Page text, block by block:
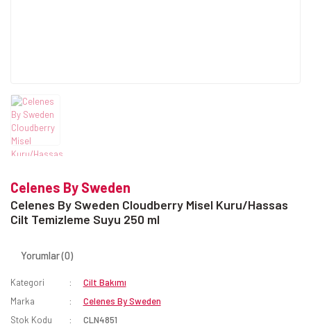
Celenes By Sweden
Celenes By Sweden Cloudberry Misel Kuru/Hassas
Cilt Temizleme Suyu 250 ml
Yorumlar (0)
Kategori
Cilt Bakımı
Marka
Celenes By Sweden
Stok Kodu
CLN4851